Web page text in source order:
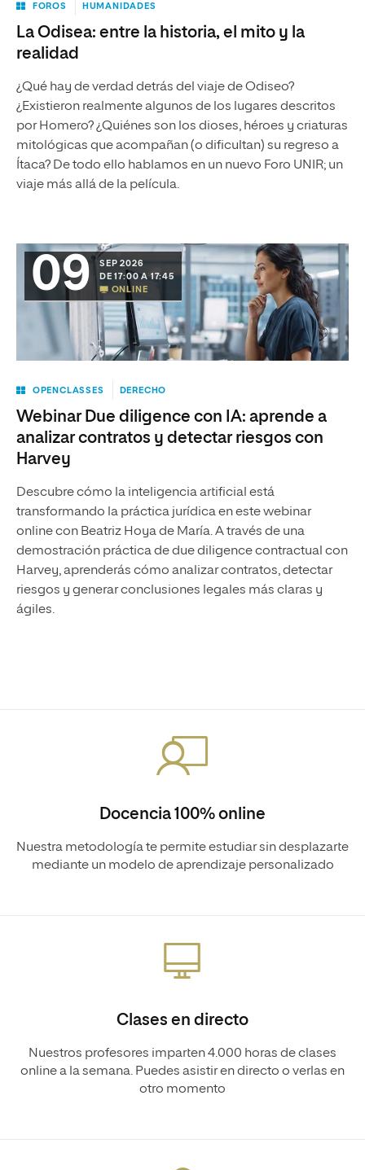
FOROS HUMANIDADES
La Odisea: entre la historia, el mito y la
realidad
¿Qué hay de verdad detrás del viaje de Odiseo?
¿Existieron realmente algunos de los lugares descritos
por Homero? ¿Quiénes son los dioses, héroes y criaturas
mitológicas que acompañan (o dificultan) su regreso a
Ítaca? De todo ello hablamos en un nuevo Foro UNIR; un
viaje más allá de la película.
09
SEP 2026
DE 17:00 A 17:45
ONLINE
OPENCLASSES DERECHO
Webinar Due diligence con IA: aprende a
analizar contratos y detectar riesgos con
Harvey
Descubre cómo la inteligencia artificial está
transformando la práctica jurídica en este webinar
online con Beatriz Hoya de María. A través de una
demostración práctica de due diligence contractual con
Harvey, aprenderás cómo analizar contratos, detectar
riesgos y generar conclusiones legales más claras y
ágiles.
Docencia 100% online
Nuestra metodología te permite estudiar sin desplazarte
mediante un modelo de aprendizaje personalizado
Clases en directo
Nuestros profesores imparten 4.000 horas de clases
online a la semana. Puedes asistir en directo o verlas en
otro momento